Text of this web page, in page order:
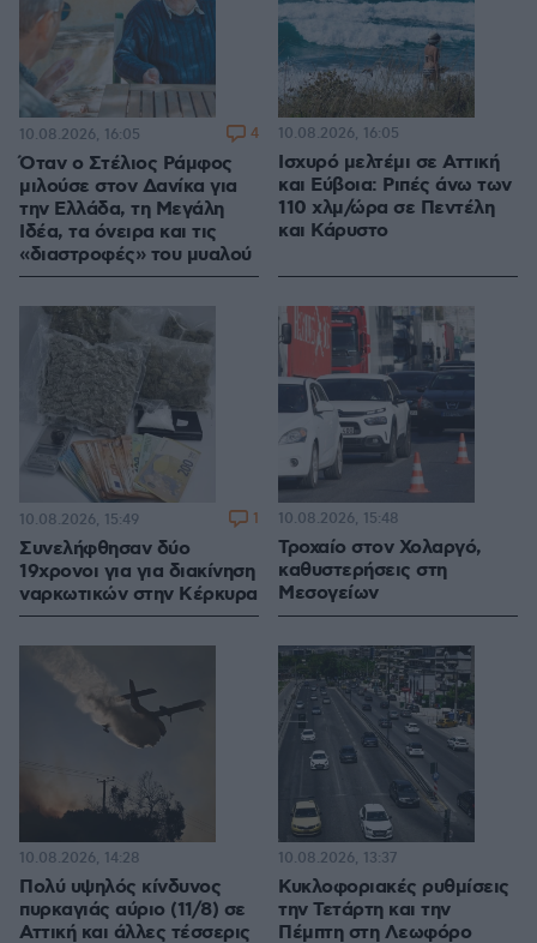
Όταν ο Στέλιος Ράμφος
μιλούσε στον Δανίκα για
την Ελλάδα, τη Μεγάλη
Ιδέα, τα όνειρα και τις
«διαστροφές» του μυαλού
10.08.2026, 16:05 4
Ισχυρό μελτέμι σε Αττική
και Εύβοια: Ριπές άνω των
110 χλμ/ώρα σε Πεντέλη
και Κάρυστο
10.08.2026, 16:05
Συνελήφθησαν δύο
19χρονοι για για διακίνηση
ναρκωτικών στην Κέρκυρα
10.08.2026, 15:49 1
Τροχαίο στον Χολαργό,
καθυστερήσεις στη
Μεσογείων
10.08.2026, 15:48
Πολύ υψηλός κίνδυνος
πυρκαγιάς αύριο (11/8) σε
Αττική και άλλες τέσσερις
10.08.2026, 14:28
Κυκλοφοριακές ρυθμίσεις
την Τετάρτη και την
Πέμπτη στη Λεωφόρο
10.08.2026, 13:37